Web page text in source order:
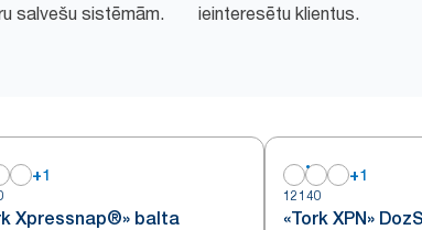
salvešu sistēmām.
ieinteresētu klientus.
+1
Xpressnap®» balta
+1
12140
«Tork XPN»